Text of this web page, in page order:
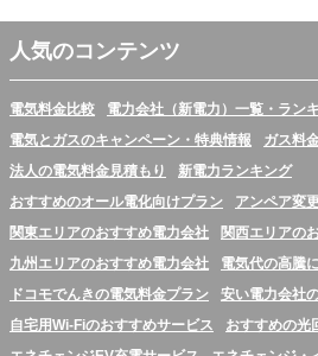
人気のコンテンツ
電気料金比較
電力会社（新電力）一覧・ラン
電気とガスのキャンペーン・特典情報
ガス料
法人の電気料金見積もり
新電力ランキング
おすすめのオール電化向けプラン
アンペア変
関東エリアのおすすめ電力会社
関西エリアの
九州エリアのおすすめ電力会社
電気代の高騰
ドコモでんきの電気料金プラン
安い電力会社
自宅用Wi-Fiのおすすめサービス
おすすめの光